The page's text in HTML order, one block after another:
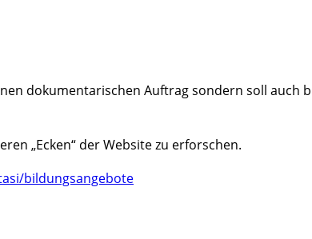
dokumentarischen Auftrag sondern soll auch
„Ecken“ der Website zu erforschen.
bildungsangebote